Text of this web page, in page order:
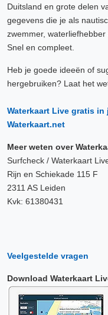
Duitsland en grote delen
gegevens die je als
zwemmer,
Snel en compleet.
Heb je goede ideeën of
hergebruiken? Laat het
Waterkaart Live gratis in
Waterkaart.net
Meer weten over
Surfcheck / Waterkaart
Rijn en Schiekade 115 F
2311 AS Leiden
Kvk: 61380431
Veelgestelde vragen
Download Waterkaart